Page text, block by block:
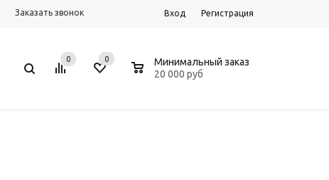
Заказать звонок Вход Регистрация
0 0
Минимальный заказ
20 000 руб